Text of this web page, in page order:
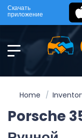
Скачать
приложение
Home
Porsche